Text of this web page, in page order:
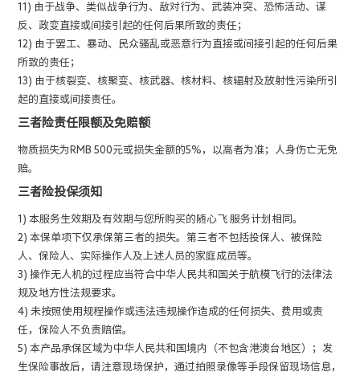
11) 由于战争、类似战争行为、敌对行为、武装冲突、恐怖活动、谋
反、政变直接或间接引起的任何后果所致的责任；
12) 由于罢工、暴动、民众骚乱或恶意行为直接或间接引起的任何后果
所致的责任；
13) 由于核裂变、核聚变、核武器、核材料、核辐射及放射性污染所引
起的直接或间接责任。
三者险责任限额及免赔额
物质损失为RMB 500元或损失金额的5%，以高者为准；人身伤亡无免
赔。
三者险投保须知
1) 本服务生效期及有效期与您所购买的随心飞 服务计划相同。
2) 本保单项下仅承保第三者的损失。第三者不包括投保人、被保险
人、保险人、实际操作人及上述人员的家庭成员等。
3) 操作无人机的过程应当符合中华人民共和国关于航模飞行的法律法
规及地方性法规要求。
4) 未按照使用规程操作或违法违规操作造成的任何损失、费用或责
任，保险人不负责赔偿。
5) 本产品承保区域为中华人民共和国境内（不包含港澳台地区）；发
生保险事故后，请注意现场保护，通过拍照录像等手段保留现场信息，